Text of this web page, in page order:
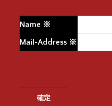
Name ※
Mail-Address ※